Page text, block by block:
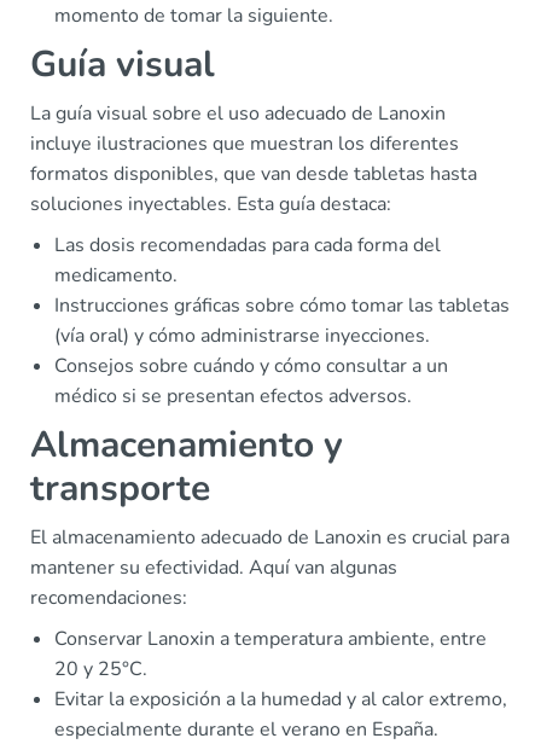
momento de tomar la siguiente.
Guía visual
La guía visual sobre el uso adecuado de Lanoxin
incluye ilustraciones que muestran los diferentes
formatos disponibles, que van desde tabletas hasta
soluciones inyectables. Esta guía destaca:
Las dosis recomendadas para cada forma del
medicamento.
Instrucciones gráficas sobre cómo tomar las tabletas
(vía oral) y cómo administrarse inyecciones.
Consejos sobre cuándo y cómo consultar a un
médico si se presentan efectos adversos.
Almacenamiento y
transporte
El almacenamiento adecuado de Lanoxin es crucial para
mantener su efectividad. Aquí van algunas
recomendaciones:
Conservar Lanoxin a temperatura ambiente, entre
20 y 25°C.
Evitar la exposición a la humedad y al calor extremo,
especialmente durante el verano en España.